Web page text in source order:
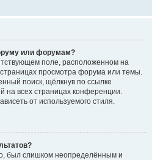
или форумам?
поле, расположенном на
просмотра форума или темы.
поиск, щёлкнув по ссылке
на всех страницах конференции.
от используемого стиля.
был слишком неопределённым и